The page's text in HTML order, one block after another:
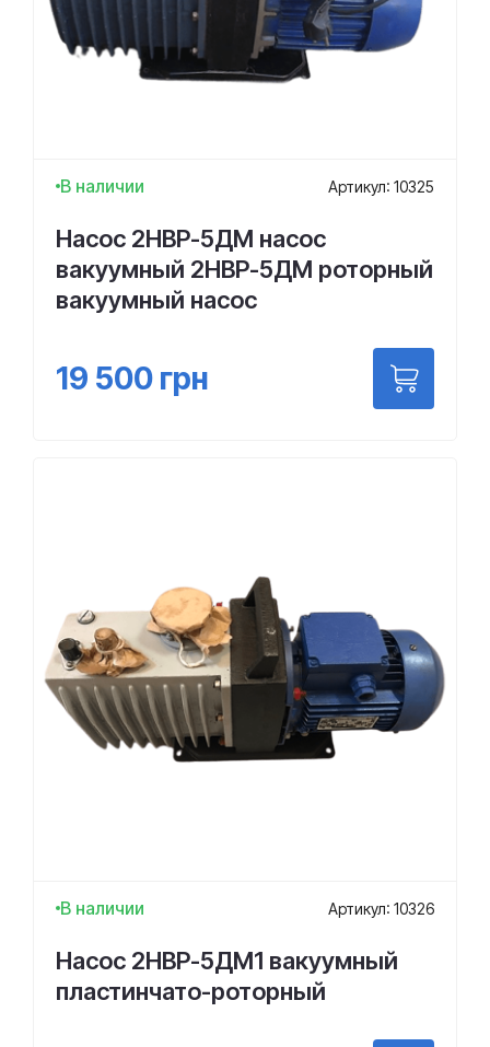
В наличии Артикул: 10325
Насос 2НВР-5ДМ насос
вакуумный 2НВР-5ДМ роторный
вакуумный насос
19 500 грн
В наличии Артикул: 10326
Насос 2НВР-5ДМ1 вакуумный
пластинчато-роторный